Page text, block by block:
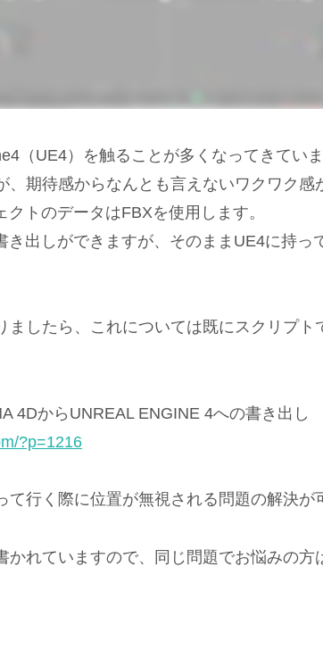
（UE4）を触ることが多くなってきてい
、期待感からなんとも言えないワクワク感
トのデータはFBXを使用します。
き出しができますが、そのままUE4に持っ
ましたら、これについては既にスクリプト
4DからUNREAL ENGINE 4への書き出し
?p=1216
て行く際に位置が無視される問題の解決が
かれていますので、同じ問題でお悩みの方